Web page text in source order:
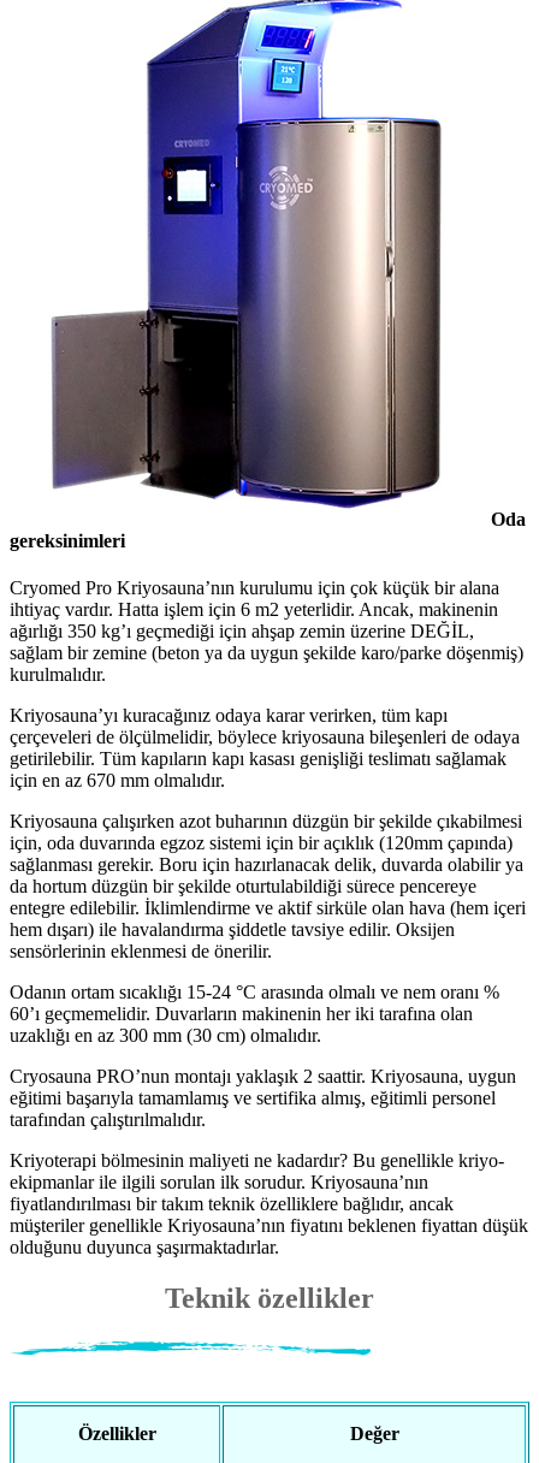
Oda
gereksinimleri
Cryomed Pro Kriyosauna’nın kurulumu için çok küçük bir alana
ihtiyaç vardır. Hatta işlem için 6 m2 yeterlidir. Ancak, makinenin
ağırlığı 350 kg’ı geçmediği için ahşap zemin üzerine DEĞİL,
sağlam bir zemine (beton ya da uygun şekilde karo/parke döşenmiş)
kurulmalıdır.
Kriyosauna’yı kuracağınız odaya karar verirken, tüm kapı
çerçeveleri de ölçülmelidir, böylece kriyosauna bileşenleri de odaya
getirilebilir. Tüm kapıların kapı kasası genişliği teslimatı sağlamak
için en az 670 mm olmalıdır.
Kriyosauna çalışırken azot buharının düzgün bir şekilde çıkabilmesi
için, oda duvarında egzoz sistemi için bir açıklık (120mm çapında)
sağlanması gerekir. Boru için hazırlanacak delik, duvarda olabilir ya
da hortum düzgün bir şekilde oturtulabildiği sürece pencereye
entegre edilebilir. İklimlendirme ve aktif sirküle olan hava (hem içeri
hem dışarı) ile havalandırma şiddetle tavsiye edilir. Oksijen
sensörlerinin eklenmesi de önerilir.
Odanın ortam sıcaklığı 15-24 °C arasında olmalı ve nem oranı %
60’ı geçmemelidir. Duvarların makinenin her iki tarafına olan
uzaklığı en az 300 mm (30 cm) olmalıdır.
Cryosauna PRO’nun montajı yaklaşık 2 saattir. Kriyosauna, uygun
eğitimi başarıyla tamamlamış ve sertifika almış, eğitimli personel
tarafından çalıştırılmalıdır.
Kriyoterapi bölmesinin maliyeti ne kadardır? Bu genellikle kriyo-
ekipmanlar ile ilgili sorulan ilk sorudur. Kriyosauna’nın
fiyatlandırılması bir takım teknik özelliklere bağlıdır, ancak
müşteriler genellikle Kriyosauna’nın fiyatını beklenen fiyattan düşük
olduğunu duyunca şaşırmaktadırlar.
Teknik özellikler
Özellikler Değer